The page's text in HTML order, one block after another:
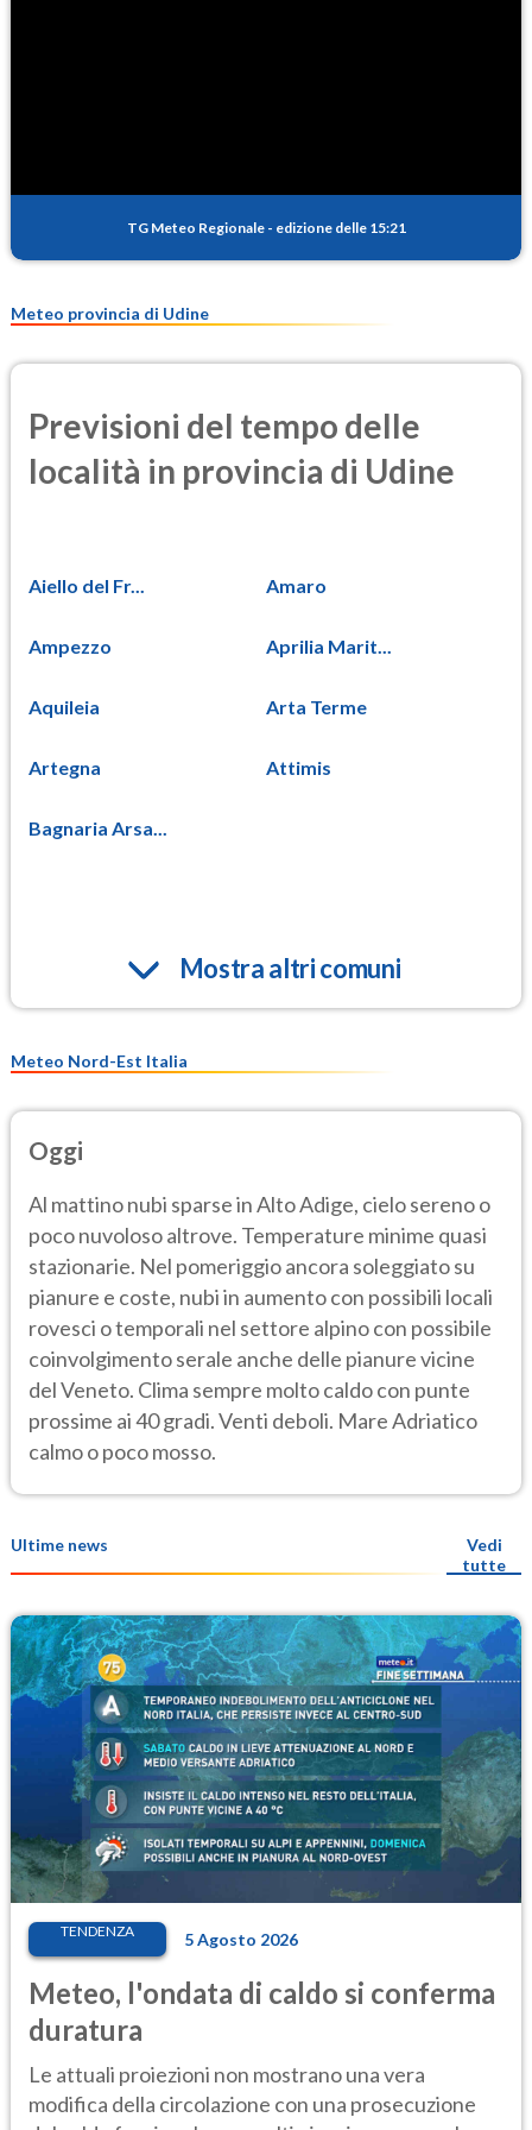
TG Meteo Regionale - edizione delle 15:21
Meteo provincia di Udine
Previsioni del tempo delle
località in provincia di Udine
Aiello del Fr... Amaro
Ampezzo Aprilia Marit...
Aquileia Arta Terme
Artegna Attimis
Bagnaria Arsa...
Mostra altri comuni
Meteo Nord-Est Italia
Oggi
Al mattino nubi sparse in Alto Adige, cielo sereno o
poco nuvoloso altrove. Temperature minime quasi
stazionarie. Nel pomeriggio ancora soleggiato su
pianure e coste, nubi in aumento con possibili locali
rovesci o temporali nel settore alpino con possibile
coinvolgimento serale anche delle pianure vicine
del Veneto. Clima sempre molto caldo con punte
prossime ai 40 gradi. Venti deboli. Mare Adriatico
calmo o poco mosso.
Ultime news
Vedi
tutte
TENDENZA 5 Agosto 2026
Meteo, l'ondata di caldo si conferma
duratura
Le attuali proiezioni non mostrano una vera
modifica della circolazione con una prosecuzione